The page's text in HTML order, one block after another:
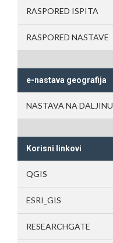
RASPORED ISPITA
RASPORED NASTAVE
e-nastava geografija
NASTAVA NA DALJINU
Korisni linkovi
QGIS
ESRI_GIS
RESEARCHGATE